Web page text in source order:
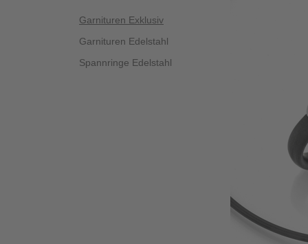
Garnituren Exklusiv
Garnituren Edelstahl
Spannringe Edelstahl